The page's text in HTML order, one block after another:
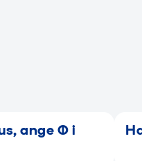
ange Ø i